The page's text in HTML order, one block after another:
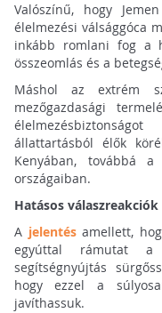
Valószínű, hogy
élelmezési válsággóca
inkább romlani fog a
összeomlás és a
Máshol az extrém
mezőgazdasági
állattartásból élők
Kenyában, továbbá
országaiban.
Hatásos válaszreakciók
A jelentésamellett,
egyúttal rámutat
segítségnyújtás
hogy ezzel a
javíthassuk.